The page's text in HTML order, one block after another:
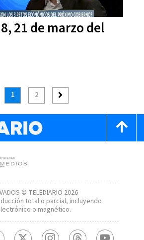
21 de marzo del
1 2
© TELEDIARIO 2026
total o parcial, incluyendo
o magnético.